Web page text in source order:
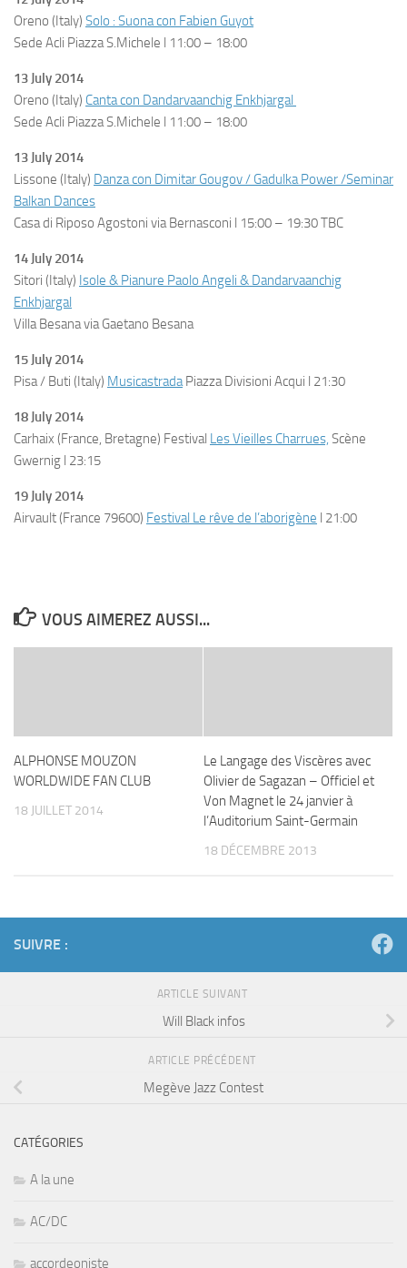
Oreno (Italy) Solo : Suona con Fabien Guyot
Sede Acli Piazza S.Michele l 11:00 – 18:00
13 July 2014
Oreno (Italy) Canta con Dandarvaanchig Enkhjargal
Sede Acli Piazza S.Michele l 11:00 – 18:00
13 July 2014
Lissone (Italy) Danza con Dimitar Gougov / Gadulka Power /Seminar
Balkan Dances
Casa di Riposo Agostoni via Bernasconi l 15:00 – 19:30 TBC
14 July 2014
Sitori (Italy) Isole & Pianure Paolo Angeli & Dandarvaanchig
Enkhjargal
Villa Besana via Gaetano Besana
15 July 2014
Pisa / Buti (Italy) MusicastradaPiazza Divisioni Acqui l 21:30
18 July 2014
Carhaix (France, Bretagne) Festival Les Vieilles Charrues, Scène
Gwernig l 23:15
19 July 2014
Airvault (France 79600) Festival Le rêve de l’aborigène l 21:00
VOUS AIMEREZ AUSSI...
ALPHONSE MOUZON
WORLDWIDE FAN CLUB
18 JUILLET 2014
Le Langage des Viscères avec
Olivier de Sagazan – Officiel et
Von Magnet le 24 janvier à
l’Auditorium Saint-Germain
18 DÉCEMBRE 2013
SUIVRE :
ARTICLE SUIVANT
Will Black infos
ARTICLE PRÉCÉDENT
Megève Jazz Contest
CATÉGORIES
A la une
AC/DC
accordeoniste